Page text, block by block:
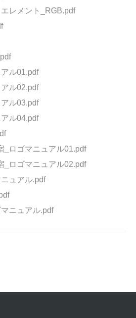
レメント_RGB.pdf
ル01.pdf
ル02.pdf
ル03.pdf
ル04.pdf
_ロゴマニュアル01.pdf
_ロゴマニュアル02.pdf
ュアル.pdf
ニュアル.pdf